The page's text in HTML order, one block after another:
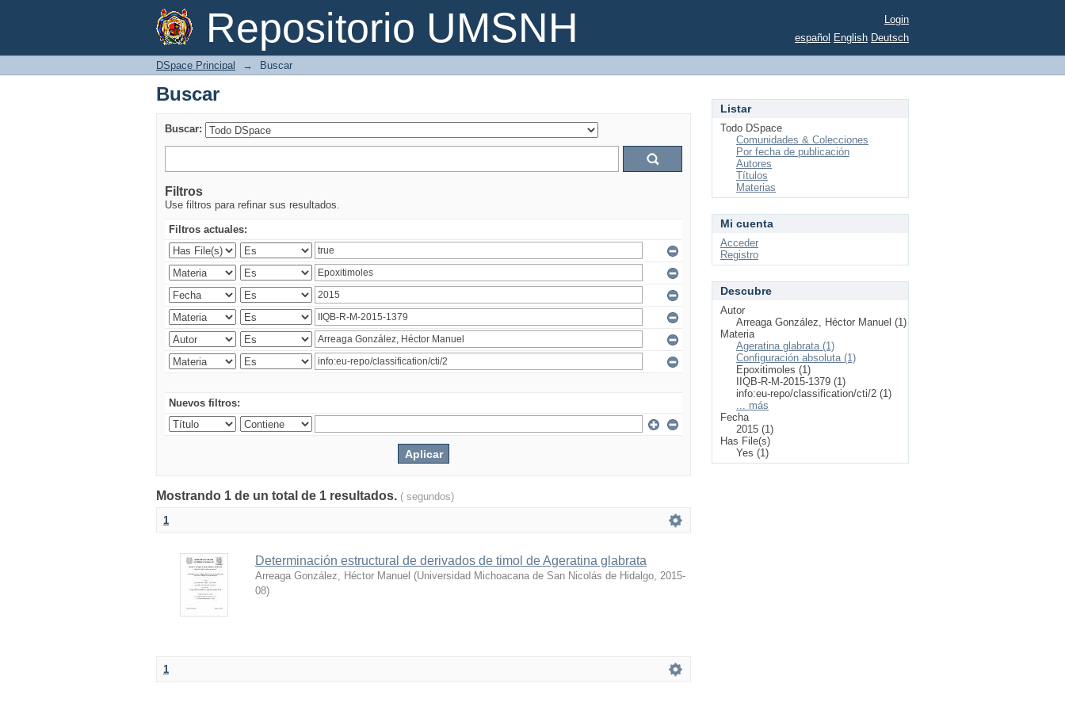
Repositorio UMSNH
Buscar
Login
español English Deutsch
DSpace Principal → Buscar
Buscar
Buscar:
Filtros
Use filtros para refinar sus resultados.
Filtros actuales:
Nuevos filtros:
Mostrando 1 de un total de 1 resultados. ( segundos)
1
Determinación estructural de derivados de timol de Ageratina glabrata
Arreaga González, Héctor Manuel (Universidad Michoacana de San Nicolás de Hidalgo, 2015-
08)
1
Listar
Todo DSpace
Comunidades & Colecciones
Por fecha de publicación
Autores
Títulos
Materias
Mi cuenta
Acceder
Registro
Descubre
Autor
Arreaga González, Héctor Manuel (1)
Materia
Ageratina glabrata (1)
Configuración absoluta (1)
Epoxitimoles (1)
IIQB-R-M-2015-1379 (1)
info:eu-repo/classification/cti/2 (1)
... más
Fecha
2015 (1)
Has File(s)
Yes (1)